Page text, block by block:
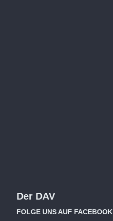
Der DAV
FOLGE UNS AUF FACEBOOK